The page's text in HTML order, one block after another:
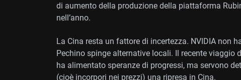
di aumento della produzione della piattaforma
nell’anno.
La Cina resta un fattore di incertezza. NVIDIA non
Pechino spinge alternative locali. Il recente viaggio
ha alimentato speranze di progressi, ma servono
(cioè incorpori nei prezzi) una ripresa in Cina.